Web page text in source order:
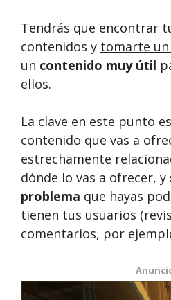
Tendrás que encontrar
contenidos y tomarte
un contenido muy útil
ellos.
La clave en este punto
contenido que vas a
estrechamente
dónde lo vas a ofrecer, y
problema que hayas
tienen tus usuarios
comentarios, por